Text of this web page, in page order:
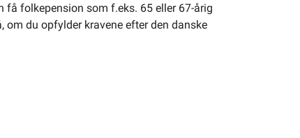
få folkepension som f.eks. 65 eller 67-årig
du opfylder kravene efter den danske